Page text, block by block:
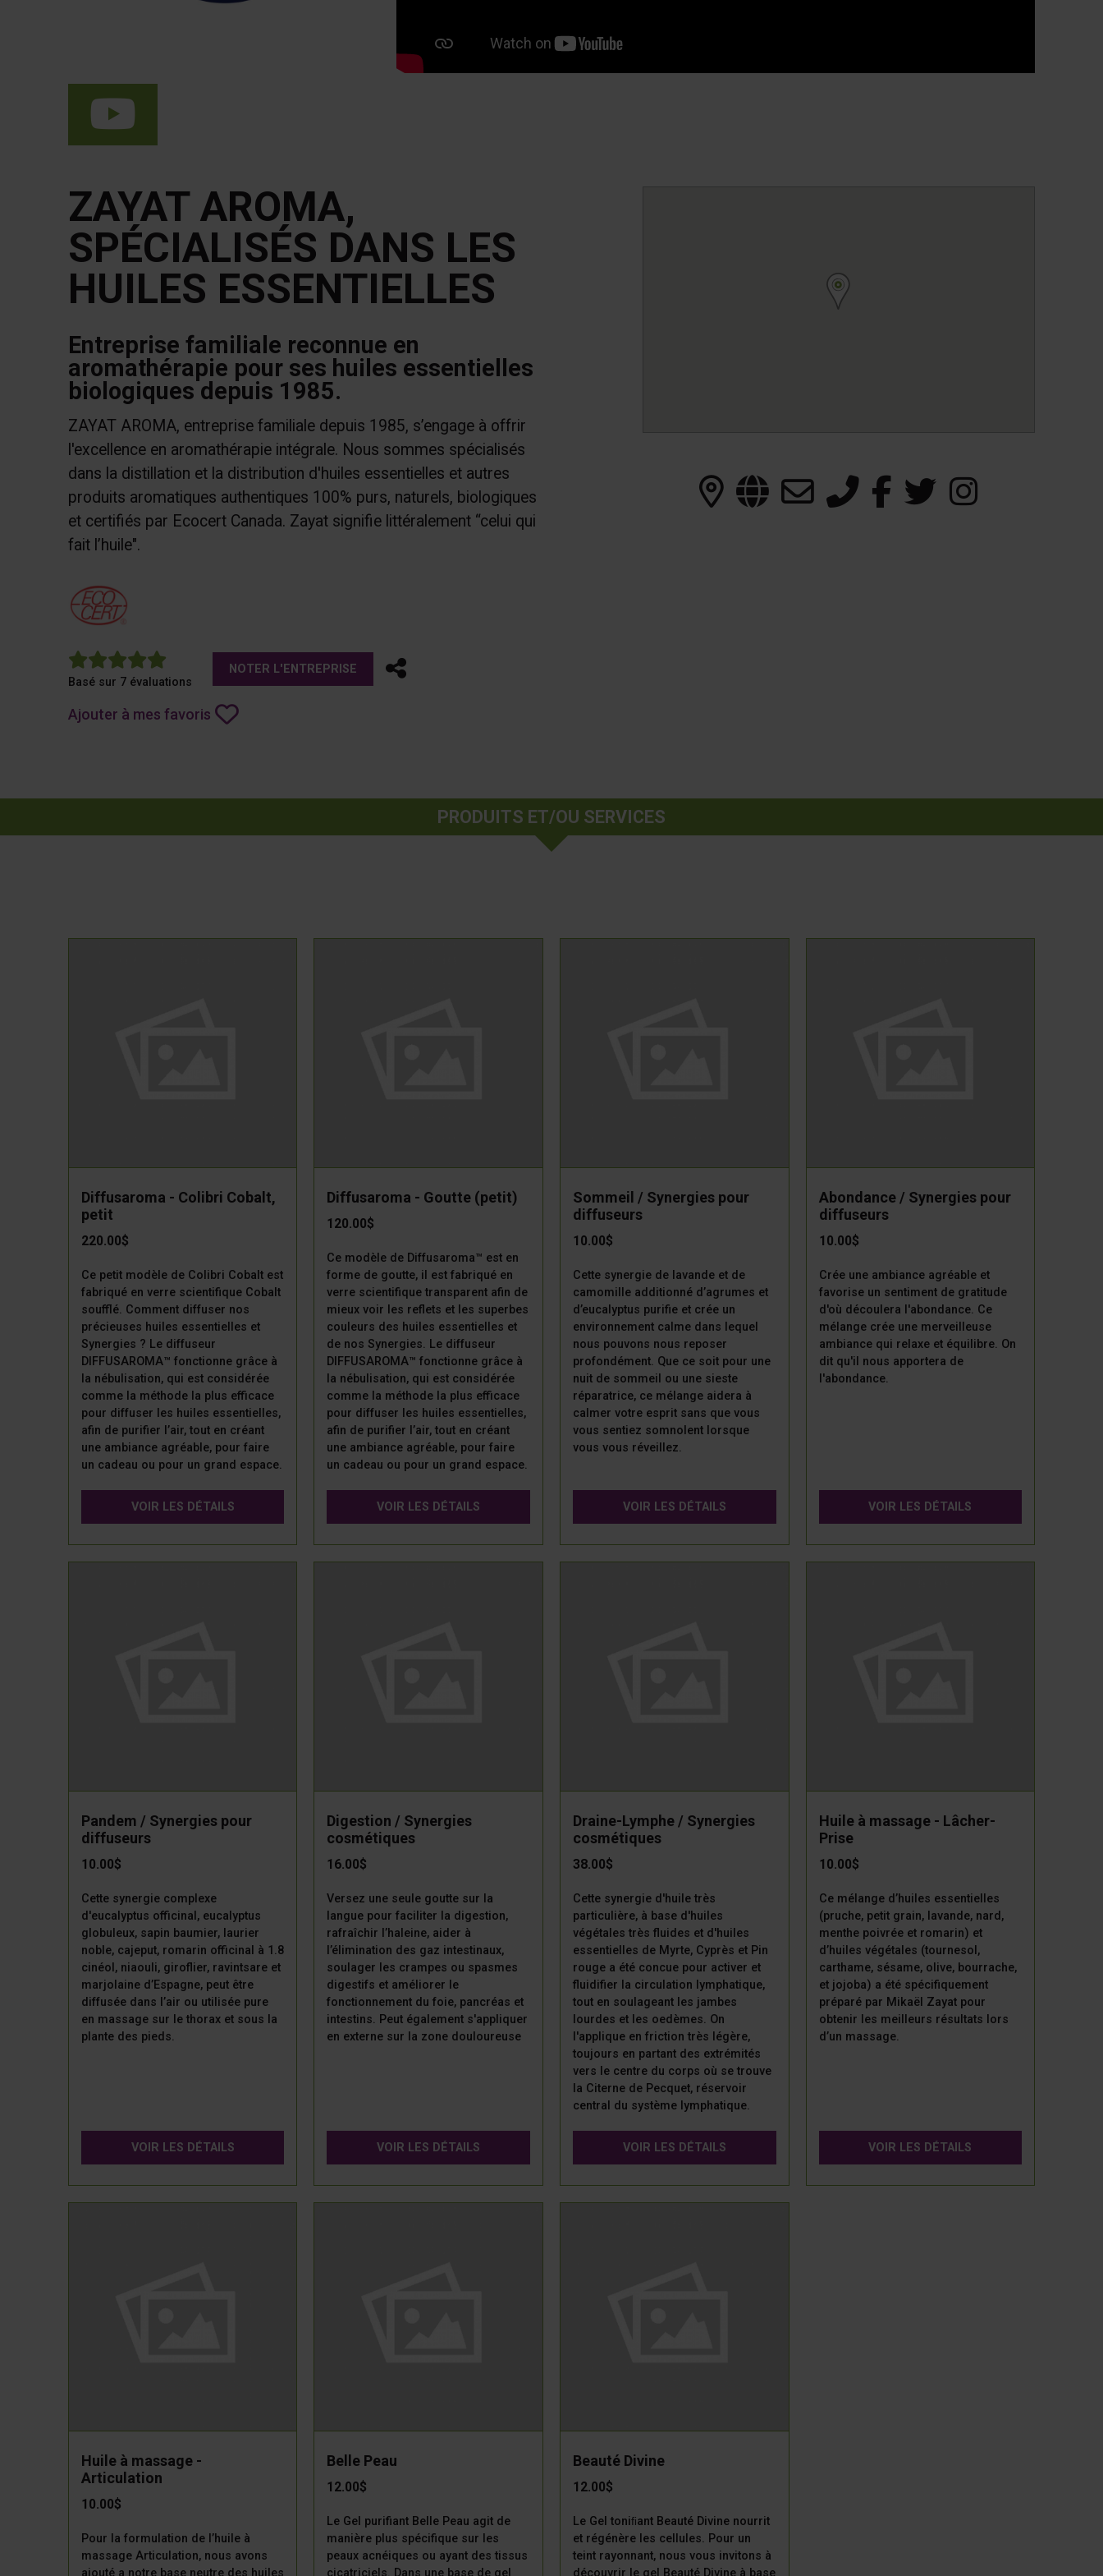
ZAYAT AROMA,
SPÉCIALISÉS DANS LES
HUILES ESSENTIELLES
Entreprise familiale reconnue en
aromathérapie pour ses huiles essentielles
biologiques depuis 1985.
ZAYAT AROMA, entreprise familiale depuis 1985, s’engage à offrir
l'excellence en aromathérapie intégrale. Nous sommes spécialisés
dans la distillation et la distribution d'huiles essentielles et autres
produits aromatiques authentiques 100% purs, naturels, biologiques
et certifiés par Ecocert Canada. Zayat signifie littéralement “celui qui
fait l’huile".
5
Basé sur 7 évaluations
NOTER L'ENTREPRISE Partager
Ajouter à mes favoris
PRODUITS ET/OU SERVICES
Diffusaroma - Colibri Cobalt,
petit
220.00$
Ce petit modèle de Colibri Cobalt est
fabriqué en verre scientifique Cobalt
soufflé. Comment diffuser nos
précieuses huiles essentielles et
Synergies ? Le diffuseur
DIFFUSAROMA™ fonctionne grâce à
la nébulisation, qui est considérée
comme la méthode la plus efficace
pour diffuser les huiles essentielles,
afin de purifier l’air, tout en créant
une ambiance agréable, pour faire
un cadeau ou pour un grand espace.
VOIR LES DÉTAILS
Diffusaroma - Goutte (petit)
120.00$
Ce modèle de Diffusaroma™ est en
forme de goutte, il est fabriqué en
verre scientifique transparent afin de
mieux voir les reflets et les superbes
couleurs des huiles essentielles et
de nos Synergies. Le diffuseur
DIFFUSAROMA™ fonctionne grâce à
la nébulisation, qui est considérée
comme la méthode la plus efficace
pour diffuser les huiles essentielles,
afin de purifier l’air, tout en créant
une ambiance agréable, pour faire
un cadeau ou pour un grand espace.
VOIR LES DÉTAILS
Sommeil / Synergies pour
diffuseurs
10.00$
Cette synergie de lavande et de
camomille additionné d’agrumes et
d’eucalyptus purifie et crée un
environnement calme dans lequel
nous pouvons nous reposer
profondément. Que ce soit pour une
nuit de sommeil ou une sieste
réparatrice, ce mélange aidera à
calmer votre esprit sans que vous
vous sentiez somnolent lorsque
vous vous réveillez.
VOIR LES DÉTAILS
Abondance / Synergies pour
diffuseurs
10.00$
Crée une ambiance agréable et
favorise un sentiment de gratitude
d'où découlera l'abondance. Ce
mélange crée une merveilleuse
ambiance qui relaxe et équilibre. On
dit qu'il nous apportera de
l'abondance.
VOIR LES DÉTAILS
Pandem / Synergies pour
diffuseurs
10.00$
Cette synergie complexe
d'eucalyptus officinal, eucalyptus
globuleux, sapin baumier, laurier
noble, cajeput, romarin officinal à 1.8
cinéol, niaouli, giroflier, ravintsare et
marjolaine d’Espagne, peut être
diffusée dans l’air ou utilisée pure
en massage sur le thorax et sous la
plante des pieds.
VOIR LES DÉTAILS
Digestion / Synergies
cosmétiques
16.00$
Versez une seule goutte sur la
langue pour faciliter la digestion,
rafraîchir l’haleine, aider à
l’élimination des gaz intestinaux,
soulager les crampes ou spasmes
digestifs et améliorer le
fonctionnement du foie, pancréas et
intestins. Peut également s'appliquer
en externe sur la zone douloureuse
VOIR LES DÉTAILS
Draine-Lymphe / Synergies
cosmétiques
38.00$
Cette synergie d'huile très
particulière, à base d'huiles
végétales très fluides et d'huiles
essentielles de Myrte, Cyprès et Pin
rouge a été concue pour activer et
fluidifier la circulation lymphatique,
tout en soulageant les jambes
lourdes et les oedèmes. On
l'applique en friction très légère,
toujours en partant des extrémités
vers le centre du corps où se trouve
la Citerne de Pecquet, réservoir
central du système lymphatique.
VOIR LES DÉTAILS
Huile à massage - Lâcher-
Prise
10.00$
Ce mélange d’huiles essentielles
(pruche, petit grain, lavande, nard,
menthe poivrée et romarin) et
d’huiles végétales (tournesol,
carthame, sésame, olive, bourrache,
et jojoba) a été spécifiquement
préparé par Mikaël Zayat pour
obtenir les meilleurs résultats lors
d’un massage.
VOIR LES DÉTAILS
Huile à massage -
Articulation
10.00$
Pour la formulation de l’huile à
massage Articulation, nous avons
Belle Peau
12.00$
Le Gel purifiant Belle Peau agit de
manière plus spécifique sur les
peaux acnéiques ou ayant des tissus
Beauté Divine
12.00$
Le Gel toniﬁant Beauté Divine nourrit
et régénère les cellules. Pour un
teint rayonnant, nous vous invitons à